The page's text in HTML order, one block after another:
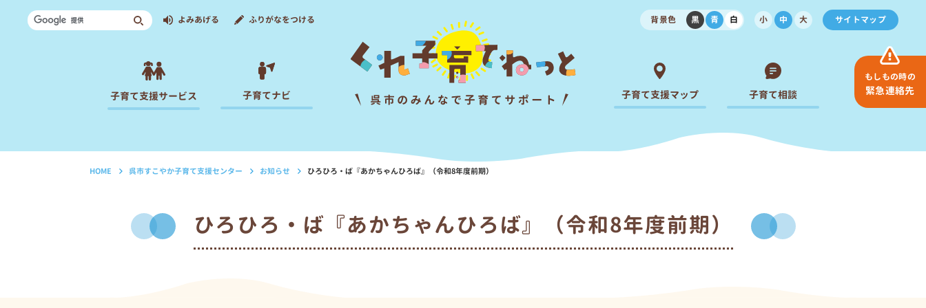
よみあげる ふりがなをつける 背景色 黒 青 白 小 中 大 サイトマップ
子育て支援サービス 子育てナビ 子育て支援マップ 子育て相談
もしもの時の
緊急連絡先
HOME 呉市すこやか子育て支援センター お知らせ ひろひろ・ば『あかちゃんひろば』（令和8年度前期）
ひろひろ・ば『あかちゃんひろば』（令和8年度前期）